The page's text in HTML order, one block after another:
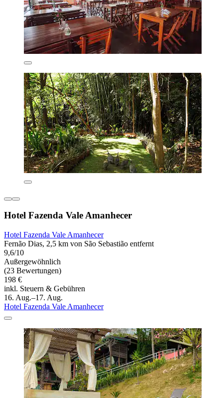
Hotel Fazenda Vale Amanhecer
Hotel Fazenda Vale Amanhecer
Fernão Dias, 2,5 km von São Sebastião entfernt
9,6/10
Außergewöhnlich
(23 Bewertungen)
198 €
inkl. Steuern & Gebühren
16. Aug.–17. Aug.
Hotel Fazenda Vale Amanhecer